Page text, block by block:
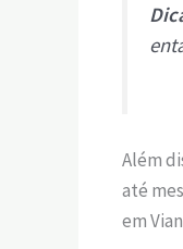
Além
até
em